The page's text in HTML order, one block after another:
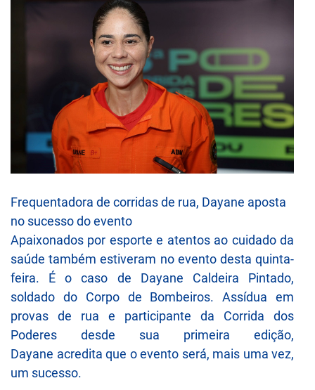
Frequentadora de corridas de rua, Dayane aposta
no sucesso do evento
Apaixonados por esporte e atentos ao cuidado da
saúde também estiveram no evento desta quinta-
feira. É o caso de Dayane Caldeira Pintado,
soldado do Corpo de Bombeiros. Assídua em
provas de rua e participante da Corrida dos
Poderes desde sua primeira edição,
Dayane acredita que o evento será, mais uma vez,
um sucesso.